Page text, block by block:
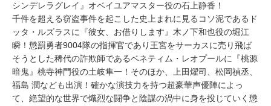
シンデレラグレイ』オベイユアマスター役の石上静香！
千件を超える窃盗事件を起こした史上まれに見るコソ泥であるド
ッタ・ルズラスに『彼女、お借りします』木ノ下和也役の堀江
瞬！懲罰勇者9004隊の指揮官であり王宮をサーカスに売り飛ば
そうとした稀代の詐欺師であるベネティム・レオプールに『桃源
暗鬼』桃寺神門役の土岐隼一！そのほか、上田燿司、松岡禎丞、
福島 潤なども出演！確かな演技力を持つ超豪華声優陣によっ
て、絶望的な世界で熾烈な闘争と陰謀の渦中に身を投じていく懲